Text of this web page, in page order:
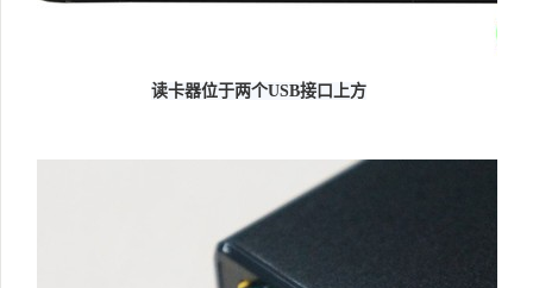
读卡器位于两个USB接口上方